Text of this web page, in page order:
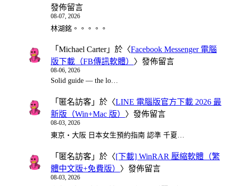
發佈留言
08-07, 2026
林湖銘。。。。。
「 Michael Carter」於〈Facebook Messenger 電腦
版下載（FB傳訊軟體） 〉發佈留言
08-06, 2026
Solid guide — the lo…
「 匿名訪客 」於〈LINE 電腦版官方下載 2026 最
新版（Win+Mac 版） 〉發佈留言
08-03, 2026
東京・大阪 日本女生預約指南 認準 千夏…
「 匿名訪客 」於〈[下載] WinRAR 壓縮軟體（繁
體中文版+免費版） 〉發佈留言
08-03, 2026